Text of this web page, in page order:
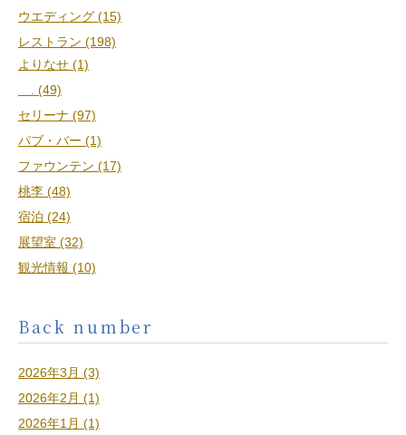
ウエディング (15)
レストラン (198)
よりなせ (1)
. (49)
セリーナ (97)
パブ・バー (1)
ファウンテン (17)
桃李 (48)
宿泊 (24)
展望室 (32)
観光情報 (10)
Back number
2026年3月 (3)
2026年2月 (1)
2026年1月 (1)